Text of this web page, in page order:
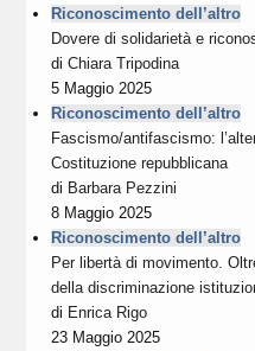
Riconoscimento dell’altro
Dovere di solidarietà e
diChiara Tripodina
5 Maggio 2025
Riconoscimento dell’altro
Fascismo/antifascismo:
Costituzione repubblicana
di Barbara Pezzini
8 Maggio 2025
Riconoscimento dell’altro
Per libertà di movimento.
della discriminazione
di Enrica Rigo
23 Maggio 2025